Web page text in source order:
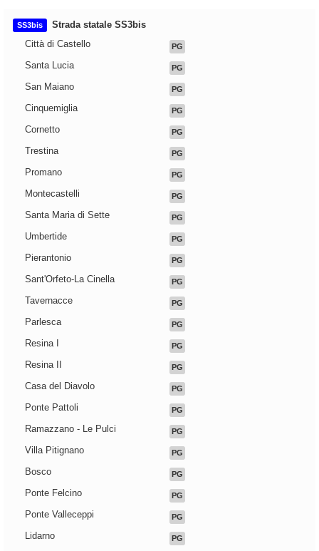
SS3bis
Strada statale SS3bis
Città di Castello
PG
Santa Lucia PG
San Maiano PG
Cinquemiglia PG
Cornetto PG
Trestina PG
Promano PG
Montecastelli PG
Santa Maria di Sette PG
Umbertide PG
Pierantonio PG
Sant'Orfeto-La Cinella PG
Tavernacce PG
Parlesca PG
Resina I PG
Resina II PG
Casa del Diavolo PG
Ponte Pattoli PG
Ramazzano - Le Pulci PG
Villa Pitignano PG
Bosco PG
Ponte Felcino PG
Ponte Valleceppi PG
Lidarno PG